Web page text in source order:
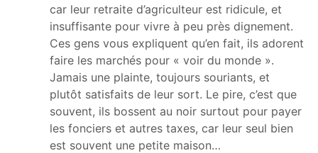
car leur retraite d’agriculteur est ridicule, et
insuffisante pour vivre à peu près dignement.
Ces gens vous expliquent qu’en fait, ils adorent
faire les marchés pour « voir du monde ».
Jamais une plainte, toujours souriants, et
plutôt satisfaits de leur sort. Le pire, c’est que
souvent, ils bossent au noir surtout pour payer
les fonciers et autres taxes, car leur seul bien
est souvent une petite maison…